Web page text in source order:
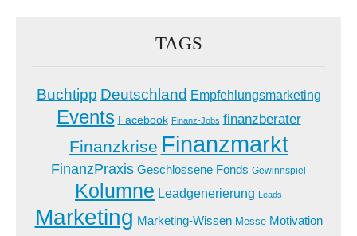
TAGS
Buchtipp Deutschland Empfehlungsmarketing
Events Facebook Finanz-Jobs finanzberater
Finanzkrise Finanzmarkt
FinanzPraxis Geschlossene Fonds Gewinnspiel
Kolumne Leadgenerierung Leads
Marketing Marketing-Wissen Messe Motivation